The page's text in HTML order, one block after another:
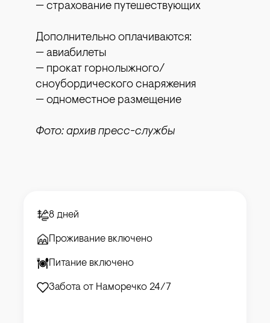
— страхование путешествующих
Дополнительно оплачиваются:
— авиабилеты
— прокат горнолыжного/
сноубордического снаряжения
— одноместное размещение
Фото: архив пресс-службы
8 дней
Проживание включено
Питание включено
Забота от Наморечко 24/7